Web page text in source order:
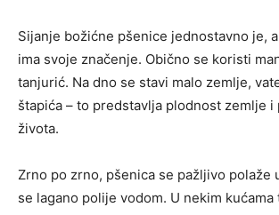
Sijanje božićne pšenice jednostavno je,
ima svoje značenje. Obično se koristi
tanjurić. Na dno se stavi malo zemlje,
štapića – to predstavlja plodnost zemlje i
života.
Zrno po zrno, pšenica se pažljivo polaže
se lagano polije vodom. U nekim